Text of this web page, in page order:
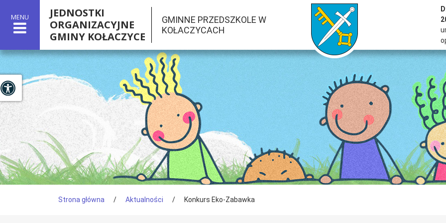
MENU
JEDNOSTKI
ORGANIZACYJNE
GMINY KOŁACZYCE
GMINNE PRZEDSZKOLE W
KOŁACZYCACH
przejść do strony głównej serwisu
Tutaj jesteś
Strona główna / Aktualności / Konkurs Eko-Zabawka

Panel dostosowania ułatwień dostępu